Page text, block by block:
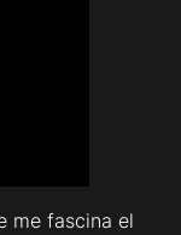
me fascina el